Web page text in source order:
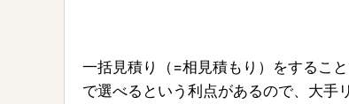
一括見積り（=相見積もり）をするこ
で選べるという利点があるので、大手